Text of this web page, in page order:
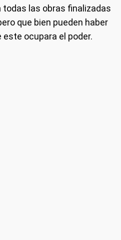
las obras finalizadas
que bien pueden haber
ocupara el poder.